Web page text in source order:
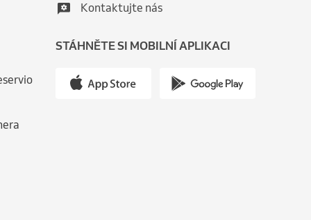
Kontaktujte nás
STÁHNĚTE SI MOBILNÍ APLIKACI